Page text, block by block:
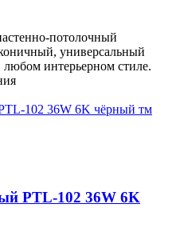
потолочный
универсальный
интерьерном стиле.
PTL-102 36W 6K